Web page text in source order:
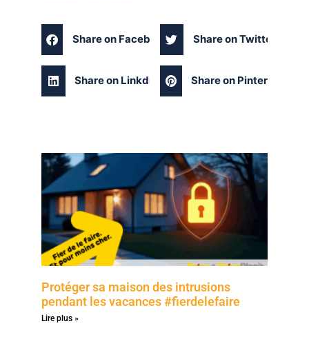
Share on Facebook Share on Twitter
Share on Linkdin Share on Pinterest
Protéger sa maison des intrusions
pendant les vacances #fierdelefaire
Lire plus »